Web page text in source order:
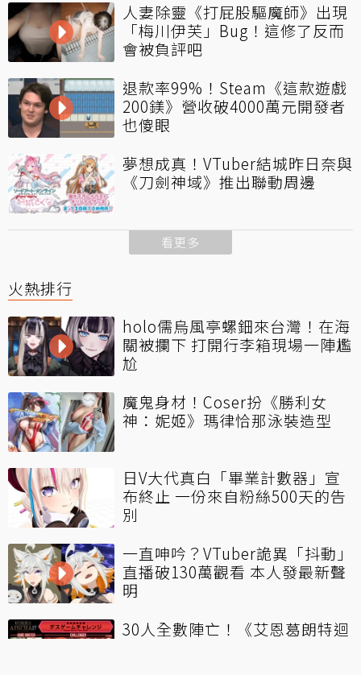
人妻除靈《打屁股驅魔師》出現
「梅川伊芙」Bug！這修了反而
會被負評吧
退款率99%！Steam《這款遊戲
200鎂》營收破4000萬元開發者
也傻眼
夢想成真！VTuber結城昨日奈與
《刀劍神域》推出聯動周邊
看更多
火熱排行
holo儒烏風亭螺鈿來台灣！在海
關被攔下 打開行李箱現場一陣尷
尬
魔鬼身材！Coser扮《勝利女
神：妮姬》瑪律恰那泳裝造型
日V大代真白「畢業計數器」宣
布終止 一份來自粉絲500天的告
別
一直呻吟？VTuber詭異「抖動」
直播破130萬觀看 本人發最新聲
明
30人全數陣亡！《艾恩葛朗特迴